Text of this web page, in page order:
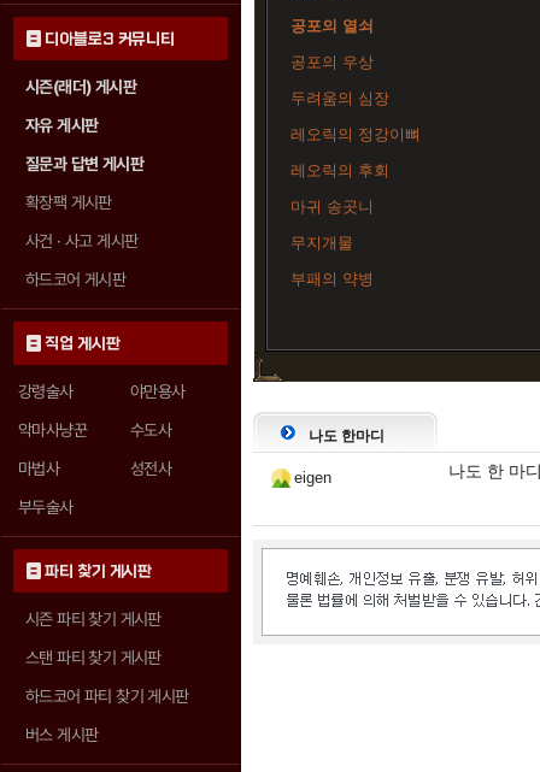
디아블로3 커뮤니티
시즌(래더) 게시판
자유 게시판
질문과 답변 게시판
확장팩 게시판
사건 · 사고 게시판
하드코어 게시판
직업 게시판
강령술사
야만용사
악마사냥꾼
수도사
마법사
성전사
부두술사
파티 찾기 게시판
시즌 파티 찾기 게시판
스탠 파티 찾기 게시판
하드코어 파티 찾기 게시판
버스 게시판
공포의 열쇠
공포의 우상
두려움의 심장
레오릭의 정강이뼈
레오릭의 후회
마귀 송곳니
무지개물
부패의 약병
나도 한마디
eigen 나도 한 마